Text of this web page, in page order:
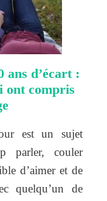
ans d’écart :
ont compris
est un sujet
parler, couler
d’aimer et de
quelqu’un de